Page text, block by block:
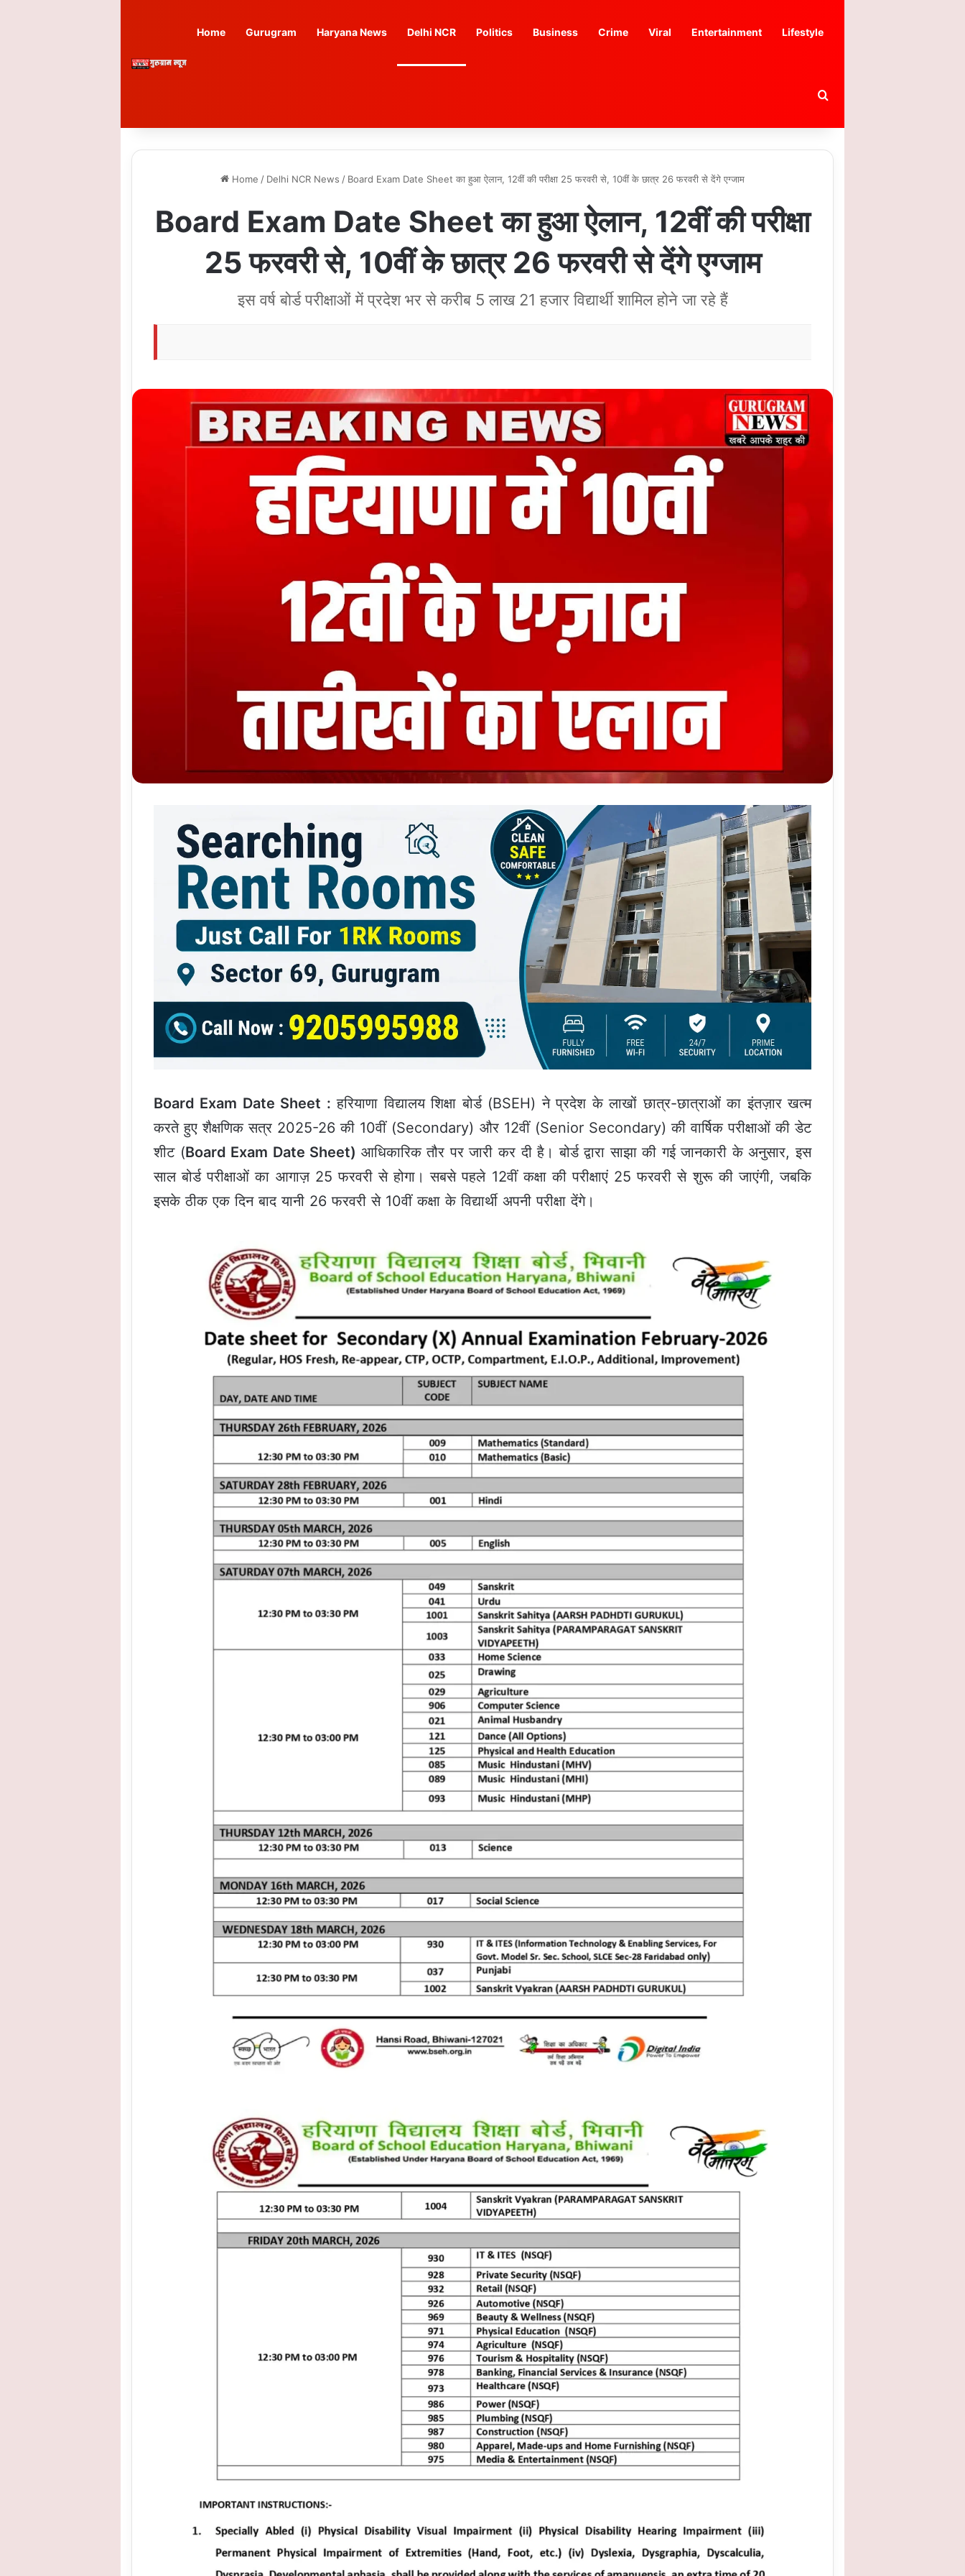
Home Gurugram Haryana News Delhi NCR Politics Business Crime Viral Entertainment Lifestyle
Search for
Home / Delhi NCR News / Board Exam Date Sheet का हुआ ऐलान, 12वीं की परीक्षा 25 फरवरी से, 10वीं के छात्र 26 फरवरी से देंगे एग्जाम
Board Exam Date Sheet का हुआ ऐलान, 12वीं की परीक्षा
25 फरवरी से, 10वीं के छात्र 26 फरवरी से देंगे एग्जाम
इस वर्ष बोर्ड परीक्षाओं में प्रदेश भर से करीब 5 लाख 21 हजार विद्यार्थी शामिल होने जा रहे हैं
Board Exam Date Sheet : हरियाणा विद्यालय शिक्षा बोर्ड (BSEH) ने प्रदेश के लाखों छात्र-छात्राओं का इंतज़ार खत्म
करते हुए शैक्षणिक सत्र 2025-26 की 10वीं (Secondary) और 12वीं (Senior Secondary) की वार्षिक परीक्षाओं की डेट
शीट (Board Exam Date Sheet) आधिकारिक तौर पर जारी कर दी है। बोर्ड द्वारा साझा की गई जानकारी के अनुसार, इस
साल बोर्ड परीक्षाओं का आगाज़ 25 फरवरी से होगा। सबसे पहले 12वीं कक्षा की परीक्षाएं 25 फरवरी से शुरू की जाएंगी, जबकि
इसके ठीक एक दिन बाद यानी 26 फरवरी से 10वीं कक्षा के विद्यार्थी अपनी परीक्षा देंगे।